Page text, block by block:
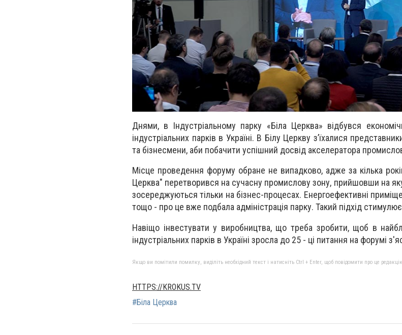
Днями, в Індустріальному парку «Біла Церква» відбувся
індустріальних парків в Україні. В Білу Церкву з’їхалися
та бізнесмени, аби побачити успішний досвід акселератора
Місце проведення форуму обране не випадково, адже за кілька
Церква" перетворився на сучасну промислову зону, прийшовши на
зосереджуються тільки на бізнес-процесах. Енергоефективні
тощо - про це вже подбала адміністрація парку. Такий підхід стимулює
Навіщо інвестувати у виробництва, що треба зробити, щоб в
індустріальних парків в Україні зросла до 25 - ці питання на форумі
Якщо ви помітили помилку, виділіть необхідний текст і натисніть Ctrl + Enter, щоб повідомити про це
HTTPS://KROKUS.TV
#Біла Церква